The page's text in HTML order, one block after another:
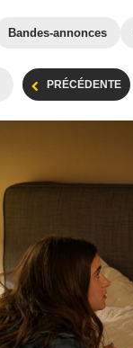
Bandes-annonces
PRÉCÉDENTE